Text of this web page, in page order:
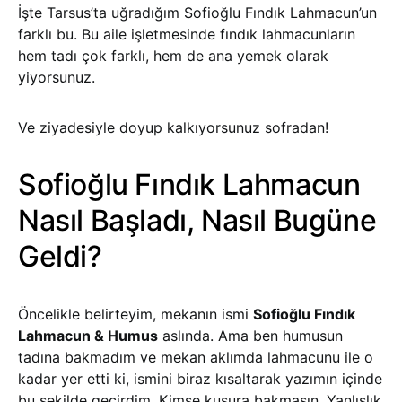
İşte Tarsus’ta uğradığım Sofioğlu Fındık Lahmacun’un
farklı bu. Bu aile işletmesinde fındık lahmacunların
hem tadı çok farklı, hem de ana yemek olarak
yiyorsunuz.
Ve ziyadesiyle doyup kalkıyorsunuz sofradan!
Sofioğlu Fındık Lahmacun
Nasıl Başladı, Nasıl Bugüne
Geldi?
Öncelikle belirteyim, mekanın ismi Sofioğlu Fındık
Lahmacun & Humus aslında. Ama ben humusun
tadına bakmadım ve mekan aklımda lahmacunu ile o
kadar yer etti ki, ismini biraz kısaltarak yazımın içinde